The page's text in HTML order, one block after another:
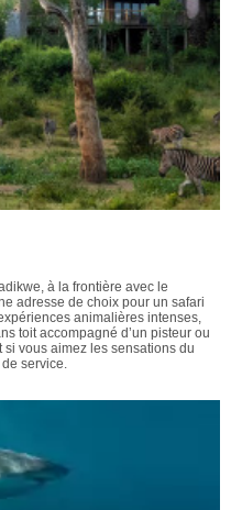
à la frontière avec le
adresse de choix pour un safari
animalières intenses,
toit accompagné d’un pisteur ou
si vous aimez les sensations du
service.